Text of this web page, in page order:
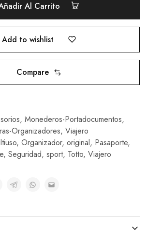
Al Carrito
Add to wishlist
Compare
, Monederos-Portadocumentos,
Organizadores, Viajero
, Organizador, original, Pasaporte,
, Seguridad, sport, Totto, Viajero